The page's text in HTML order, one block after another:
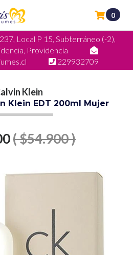
Local P 15, Subterráneo (-2),
Providencia
229932709
0
Klein
Klein EDT 200ml Mujer
( $54.900 )